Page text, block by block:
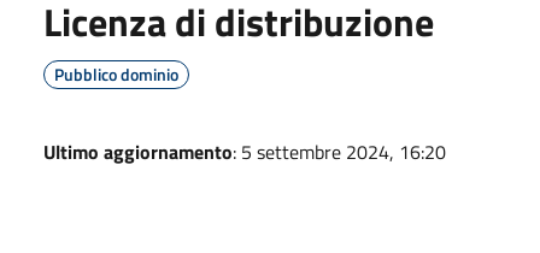
Licenza di distribuzione
Pubblico dominio
Ultimo aggiornamento: 5 settembre 2024, 16:20